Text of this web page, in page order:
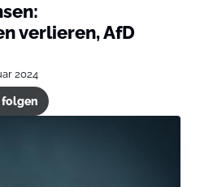
verlieren, AfD
2024
folgen